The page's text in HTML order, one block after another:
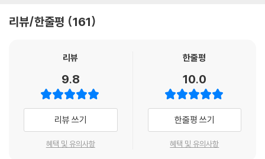
관성을 나타내는 명확한 패턴을 보이는지 이해하고 싶었다. 그리고 환자들
이 수술실에 들어가지 않아도 되도록 의사로서 무엇을 할 수 있는지 알아
찾아 활기차게 살도록 해주려고 의사가 되었다. 매일 가능한 한 많은 환자
에게 약을 투여하고, 수술을 해주고, 병원비를 청구하기 위해 의사가 된 것
이 아니었다.
환자들을 돕기 위해 의학에 입문한 의사들에게 둘러싸여 있었지만, 의과대
학부터 보험회사, 병원, 제약회사에 이르기까지 건강에 영향을 미치는 모
든 기관이 환자의 치료가 아니라 질병의 ‘관리’로 돈을 번다는 현실이 점점
을 소개한다. 의사이자 딸로서 충격적이었던 이 사건은, 한 사람이 평생 얼
마나 많은 약을 처방받고도 실제 건강은 나빠질 수 있는지를 여실히 깨닫
는 계기가 됐다. 저자의 어머니는 평소 고혈압 약, 콜레스테롤 약, 당뇨병
전단계 약을 병원 처방에 따라 복용했지만, 이 모든 것은 단지 병의 증세를
일시적으로 호전시킬 뿐 근본적인 치료는 되지 못했다. 저자는 어머니의
신체에서 일어나고 있는 여러 증세가 실제로는 세포 에너지가 무너지고 있
다는 신호였다는 것을 뒤늦게 알아차린다. 하지만 현대의 의료 시스템은
- 조한경 ((닥터 조), 《환자 혁명》 저자)
면 우리는 무엇을 관리해야 하는가? 바로 ‘세포의 에너지'다. 저자는 이를
위한 통합적인 전략과 상세한 레시피를 제공한다. 수많은 만성질환으로 고
통받는 현대인들이 더 활기찬 내일을 살기 위해 반드시 읽어야 하는 책이
- 닥터 라이블리 (최지영, 《해독 혁명》 저자)
리뷰/한줄평 161
리뷰
9.8
리뷰 쓰기
혜택 및 유의사항
한줄평
10.0
한줄평 쓰기
혜택 및 유의사항